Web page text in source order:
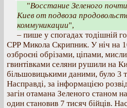
"Восстание Зеленого
Киев от подвоза
коммуникации",
– пише у спогадах тодішній
СРР Микола Скрипник. У ніч на
озброєні обрізами, ціпами,
гвинтівками селяни рушили на
більшовицькими даними, було 3
Насправді, за інформацією
загін отамана Зеленого станом
один становив 7 тисяч бійців.